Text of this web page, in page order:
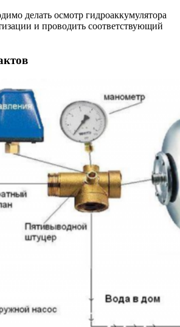
делать осмотр гидроаккумулятора
и проводить соответствующий